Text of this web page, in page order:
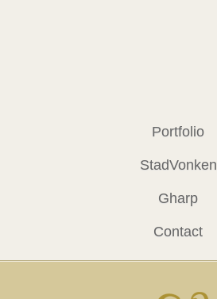
Portfolio
StadVonken
Gharp
Contact